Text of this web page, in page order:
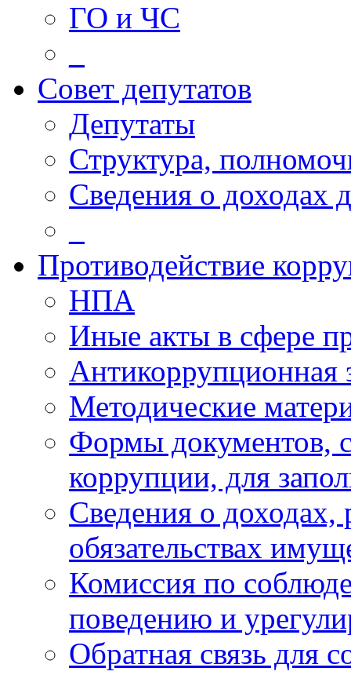
ГО и ЧС
Совет депутатов
Депутаты
Структура,
Сведения о доходах
Противодействие
НПА
Иные акты в сфере
Антикоррупционная
Методические
Формы документов,
коррупции, для
Сведения о доходах,
обязательствах
Комиссия по
поведению и
Обратная связь для